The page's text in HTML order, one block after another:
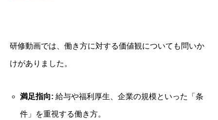
研修動画では、働き方に対する価値観についても問いか
けがありました。
満足指向: 給与や福利厚生、企業の規模といった「条
件」を重視する働き方。